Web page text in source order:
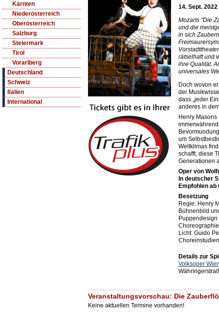
Kärnten
Niederösterreich
Oberösterreich
Salzburg
Steiermark
Tirol
Vorarlberg
Deutschland
Schweiz
Italien
International
14. Sept.
Mozarts "Die
und die
in sich
rätselhaft und
ihre Qualität.
universales
Doch wovon
der
dass „jeder
anderes in
Henry
um
Weltklimas
schafft, diese
Generationen
Oper von
In deutscher
Empfohlen ab
Besetzung
Regie: Henry
Bühnenbild
Licht: Guido
Details zur
Volksoper
Veranstaltungsvorschau: Die
Keine aktuellen Termine vorhanden!